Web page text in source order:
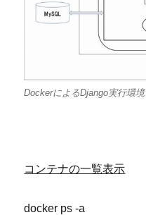
DockerによるDjango実行環境
コンテナの一覧表示
docker ps -a